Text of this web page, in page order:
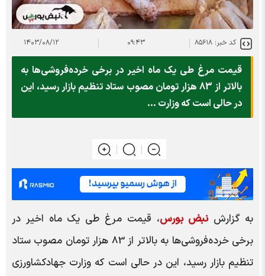
کد خبر: ۸۵۶۱۸ ۰۹:۴۳ ۱۴۰۳/۰۸/۱۲
قیمت مرغ طی یک ماه اخیر در برخی خرده‌فروشی‌ها به
بالاتر از 83 هزار تومان مصوب ستاد تنظیم بازار رسید، این
در حالی است که وزارت ...
به گزارشنبض بورس، قیمت مرغ طی یک ماه اخیر در
برخی خرده‌فروشی‌ها به بالاتر از 83 هزار تومان مصوب ستاد
تنظیم بازار رسید، این در حالی است که وزارت جهادکشاورزی